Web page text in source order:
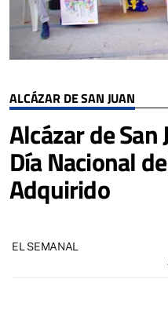
ALCÁZAR DE SAN JUAN
Alcázar de San
Día Nacional
Adquirido
EL SEMANAL